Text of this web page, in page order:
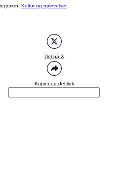
Kultur og oplevelser
Del på X
Kopier og del link